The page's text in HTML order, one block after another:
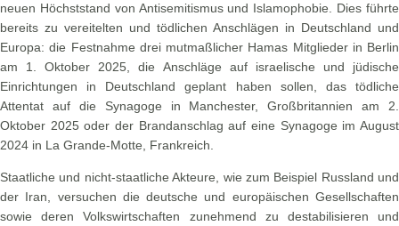
neuen Höchststand von Antisemitismus und Islamophobie. Dies führte
bereits zu vereitelten und tödlichen Anschlägen in Deutschland und
Europa: die Festnahme drei mutmaßlicher Hamas Mitglieder in Berlin
am 1. Oktober 2025, die Anschläge auf israelische und jüdische
Einrichtungen in Deutschland geplant haben sollen, das tödliche
Attentat auf die Synagoge in Manchester, Großbritannien am 2.
Oktober 2025 oder der Brandanschlag auf eine Synagoge im August
2024 in La Grande-Motte, Frankreich.
Staatliche und nicht-staatliche Akteure, wie zum Beispiel Russland und
der Iran, versuchen die deutsche und europäischen Gesellschaften
sowie deren Volkswirtschaften zunehmend zu destabilisieren und